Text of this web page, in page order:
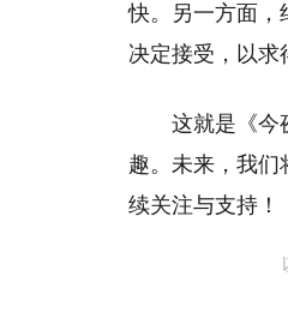
快。另一方面，
决定接受，以求
这就是《今
趣。未来，我们
续关注与支持！